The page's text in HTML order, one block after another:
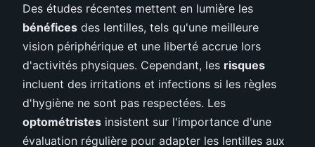
Des études récentes mettent en lumière les
bénéfices des lentilles, tels qu'une meilleure
vision périphérique et une liberté accrue lors
d'activités physiques. Cependant, les risques
incluent des irritations et infections si les règles
d'hygiène ne sont pas respectées. Les
optométristes insistent sur l'importance d'une
évaluation régulière pour adapter les lentilles aux